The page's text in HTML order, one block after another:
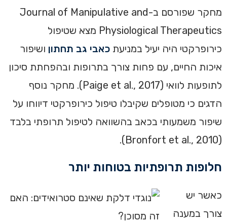
מחקר שפורסם ב-Journal of Manipulative and
Physiological Therapeutics מצא שטיפול
כירופרקטי היה יעיל במניעת כאבי גב תחתון ושיפור
איכות החיים, עם פחות צורך בתרופות ובהפחתת סיכון
לתופעות לוואי (Paige et al., 2017). מחקר נוסף
הדגים כי מטופלים שקיבלו טיפול כירופרקטי דיווחו על
שיפור משמעותי בכאב בהשוואה לטיפול תרופתי בלבד
(Bronfort et al., 2010).
חלופות תרופתיות בטוחות יותר
כאשר יש
צורך במענה